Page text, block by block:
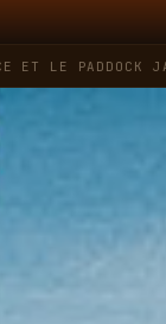
JAPONAIS